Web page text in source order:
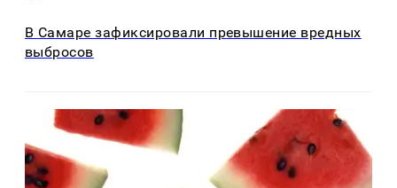
В Самаре зафиксировали превышение вредных
выбросов